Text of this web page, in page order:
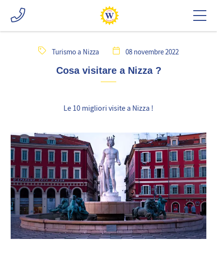
Turismo a Nizza 08 novembre 2022
Cosa visitare a Nizza ?
Le 10 migliori visite a Nizza !